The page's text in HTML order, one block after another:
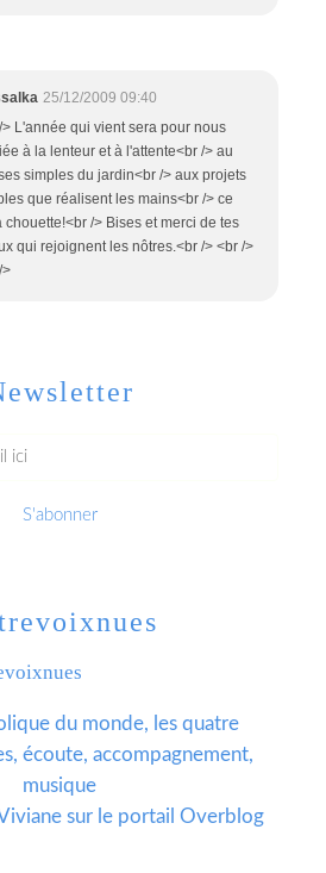
25/12/2009 09:40
> L'année qui vient sera pour nous
à la lenteur et à l'attente<br /> au
simples du jardin<br /> aux projets
que réalisent les mains<br /> ce
chouette!<br /> Bises et merci de tes
qui rejoignent les nôtres.<br /> <br />
>
du monde, les quatre
écoute, accompagnement,
musique
sur le portail Overblog